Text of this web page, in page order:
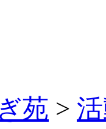
苑 >